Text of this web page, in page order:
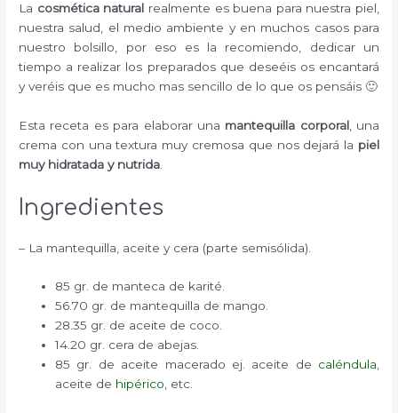
La cosmética natural realmente es buena para nuestra piel,
nuestra salud, el medio ambiente y en muchos casos para
nuestro bolsillo, por eso es la recomiendo, dedicar un
tiempo a realizar los preparados que deseéis os encantará
y veréis que es mucho mas sencillo de lo que os pensáis 🙂
Esta receta es para elaborar una mantequilla corporal, una
crema con una textura muy cremosa que nos dejará la piel
muy hidratada y nutrida
Ingredientes
– La mantequilla, aceite y cera (parte semisólida).
85 gr. de manteca de karité.
56.70 gr. de mantequilla de mango.
28.35 gr. de aceite de coco.
14.20 gr. cera de abejas.
85 gr. de aceite macerado ej. aceite de caléndula,
aceite de hipérico, etc.